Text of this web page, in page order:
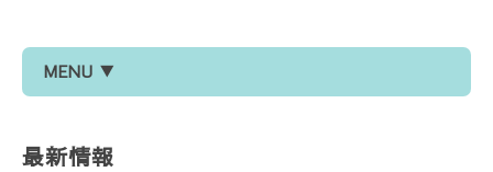
MENU ▼
最新情報